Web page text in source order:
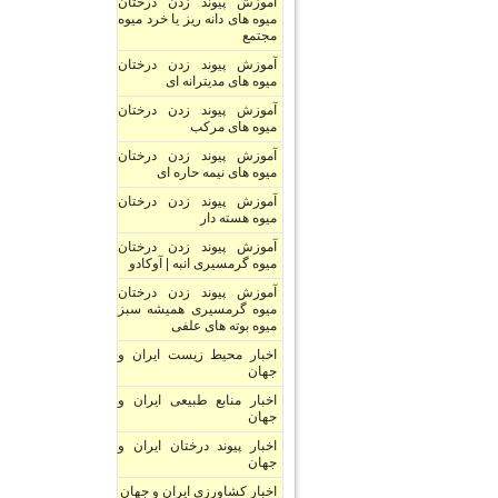
میوه های دانه ریز یا خرد میوه
مجتمع
آموزش پیوند زدن درختان
میوه های مدیترانه ای
آموزش پیوند زدن درختان
میوه های مرکب
آموزش پیوند زدن درختان
میوه های نیمه حاره ای
آموزش پیوند زدن درختان
میوه هسته دار
آموزش پیوند زدن درختان
میوه گرمسیری انبه | آوکادو
آموزش پیوند زدن درختان
میوه گرمسیری همیشه سبز
میوه بوته های علفی
اخبار محیط زیست ایران و
جهان
اخبار منابع طبیعی ایران و
جهان
اخبار پیوند درختان ایران و
جهان
اخبار کشاورزی ایران و جهان